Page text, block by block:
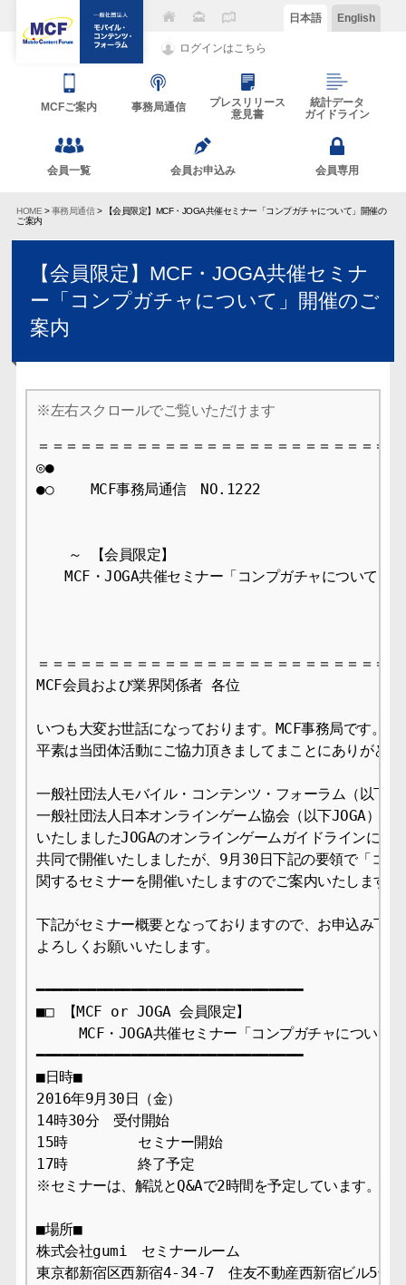
ログインはこちら
日本語 English
MCFご案内 事務局通信
プレスリリース
意見書
統計データ
ガイドライン
会員一覧 会員お申込み 会員専用
HOME >事務局通信> 【会員限定】MCF・JOGA共催セミナー「コンプガチャについて」開催の
ご案内
【会員限定】MCF・JOGA共催セミナ
ー「コンプガチャについて」開催のご
案内
＝＝＝＝＝＝＝＝＝＝＝＝＝＝＝＝＝＝＝＝＝＝＝＝＝
◎●
●○　　 MCF事務局通信　NO.1222  　　　　　　　　
～ 【会員限定】
MCF・JOGA共催セミナー「コンプガチャについて」
＝＝＝＝＝＝＝＝＝＝＝＝＝＝＝＝＝＝＝＝＝＝＝＝＝
MCF会員および業界関係者 各位
いつも大変お世話になっております。MCF事務局です。
平素は当団体活動にご協力頂きましてまことにありがと
一般社団法人モバイル・コンテンツ・フォーラム（以下
一般社団法人日本オンラインゲーム協会（以下JOGA）は
いたしましたJOGAのオンラインゲームガイドラインに関
共同で開催いたしましたが、9月30日下記の要領で「コン
関するセミナーを開催いたしますのでご案内いたします。
下記がセミナー概要となっておりますので、お申込み下
よろしくお願いいたします。
━━━━━━━━━━━━━━━━━━━━━━━━━━━━━━━
■□ 【MCF or JOGA 会員限定】
MCF・JOGA共催セミナー「コンプガチャについて
━━━━━━━━━━━━━━━━━━━━━━━━━━━━━━━
■日時■
2016年9月30日（金）
14時30分　受付開始
15時　　　　　セミナー開始
17時　　　　　終了予定
※セミナーは、解説とQ&Aで2時間を予定しています。
■場所■
株式会社gumi　セミナールーム
東京都新宿区西新宿4-34-7　住友不動産西新宿ビル5号